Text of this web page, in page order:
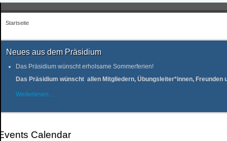
Startseite
Neues aus dem Präsidium
Das Präsidium wünscht erholsame Sommerferien!
Das Präsidium wünscht allen Mitgliedern, Übungsleiter*innen,
Weiterlesen...
Calendar